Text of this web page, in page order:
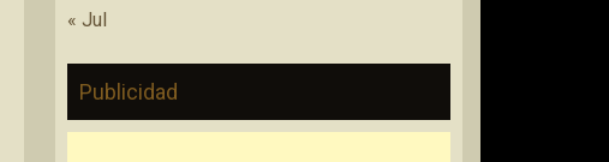
« Jul
Publicidad